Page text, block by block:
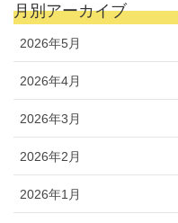
月別アーカイブ
2026年5月
2026年4月
2026年3月
2026年2月
2026年1月